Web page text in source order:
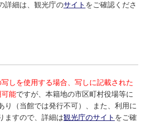
詳細は、観光庁のサイト をご確認くださ
写しを使用する場合、写しに記載された
能ですが、本籍地の市区町村役場等に
り（当館では発行不可）、また、利用に
ますので、詳細は観光庁のサイト をご確